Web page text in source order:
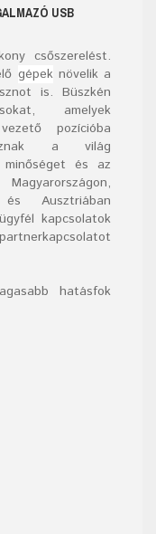
USB
csőszerelést.
gépeknövelik a
is. Büszkén
amelyek
pozícióba
a világ
minőséget és az
és Ausztriában
kapcsolatok
hatásfok